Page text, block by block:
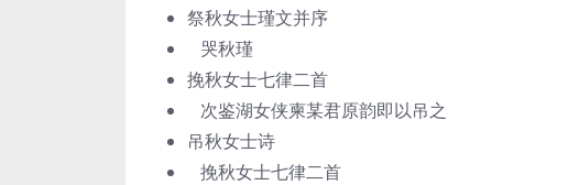
祭秋女士瑾文并序
哭秋瑾
挽秋女士七律二首
次鉴湖女侠柬某君原韵即以吊之
吊秋女士诗
挽秋女士七律二首